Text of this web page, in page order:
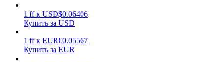
1 ff к USD$0.06406
Купить за USD
1 ff к EUR€0.05567
Купить за EUR